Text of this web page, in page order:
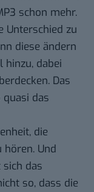
schon mehr.
Unterschied zu
diese ändern
hinzu, dabei
Das
das
die
hören. Und
das
so, dass die